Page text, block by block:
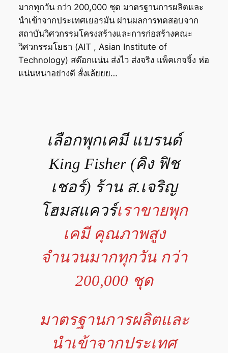
มากทุกวัน กว่า 200,000 ชุด มาตรฐานการผลิตและ
นำเข้าจากประเทศเยอรมัน ผ่านผลการทดสอบจาก
สถาบันวิศวกรรมโครงสร้างและการก่อสร้างคณะ
วิศวกรรมโยธา (AIT , Asian Institute of
Technology) สต๊อกแน่น ส่งไว ส่งจริง แพ็คเกจจิ้ง ห่อ
แน่นหนาอย่างดี สั่งเล้ยยย…
เลือกพุกเคมี แบรนด์
King Fisher (คิง ฟิช
เชอร์) ร้าน ส.เจริญ
โฮมสแควร์เราขายพุก
เคมี คุณภาพสูง
จำนวนมากทุกวัน กว่า
200,000 ชุด
มาตรฐานการผลิตและ
นำเข้าจากประเทศ